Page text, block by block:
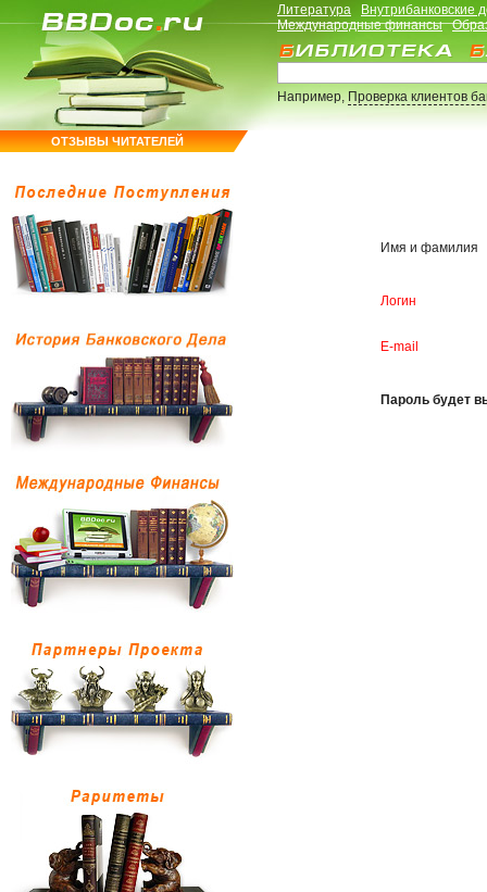
ОТЗЫВЫ ЧИТАТЕЛЕЙ
Литература
Внутрибанковские
Международные финансы
Например,Проверка клиентов
Имя и фамилия
Логин
E-mail
Пароль будет